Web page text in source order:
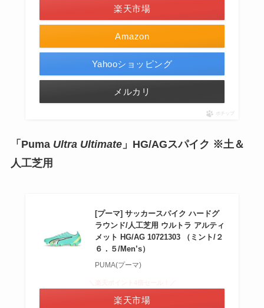
Amazon
楽天市場
Yahooショッピング
メルカリ
ポチップ
「Puma Ultra Ultimate」HG/AGスパイク ※土＆
人工芝用
[プーマ] サッカースパイク ハードグ
ラウンド/人工芝用 ウルトラ アルティ
メット HG/AG 10721303 （ミント/２
６．５/Men’s）
PUMA(プーマ)
楽天市場